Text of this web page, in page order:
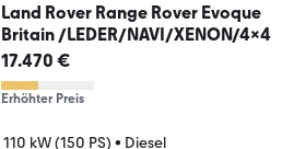
Land Rover Range Rover Evoque
Britain /LEDER/NAVI/XENON/4x4
17.470 €
Erhöhter Preis
110 kW (150 PS) • Diesel